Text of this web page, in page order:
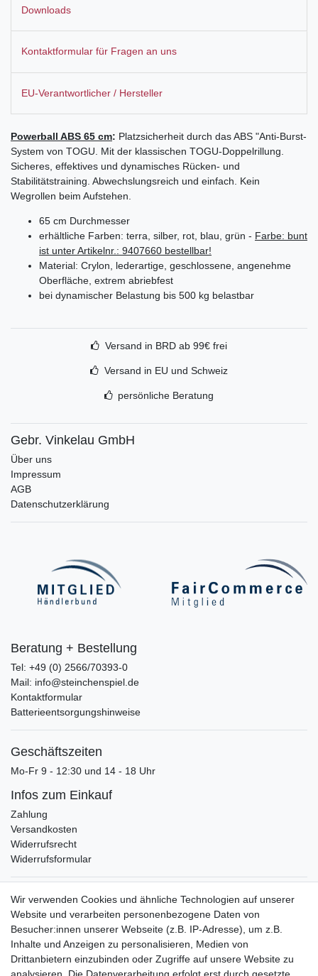
Downloads
Kontaktformular für Fragen an uns
EU-Verantwortlicher / Hersteller
Powerball ABS 65 cm: Platzsicherheit durch das ABS "Anti-Burst-
System von TOGU. Mit der klassischen TOGU-Doppelrillung.
Sicheres, effektives und dynamisches Rücken- und
Stabilitätstraining. Abwechslungsreich und einfach. Kein
Wegrollen beim Aufstehen.
65 cm Durchmesser
erhältliche Farben: terra, silber, rot, blau, grün - Farbe: bunt
ist unter Artikelnr.: 9407660 bestellbar!
Material: Crylon, lederartige, geschlossene, angenehme
Oberfläche, extrem abriebfest
bei dynamischer Belastung bis 500 kg belastbar
Versand in BRD ab 99€ frei
Versand in EU und Schweiz
persönliche Beratung
Gebr. Vinkelau GmbH
Über uns
Impressum
AGB
Datenschutzerklärung
Beratung + Bestellung
Tel: +49 (0) 2566/70393-0
Mail: info@steinchenspiel.de
Kontaktformular
Batterieentsorgungshinweise
Geschäftszeiten
Mo-Fr 9 - 12:30 und 14 - 18 Uhr
Infos zum Einkauf
Zahlung
Versandkosten
Widerrufsrecht
Widerrufsformular
Verpackungslizenz
bei der Landbell AG
Zahlungsarten
Vorabüberweisung
Rechnungskauf
Wir verwenden Cookies und ähnliche Technologien auf unserer
Website und verarbeiten personenbezogene Daten von
Besucher:innen unserer Webseite (z.B. IP-Adresse), um z.B.
Inhalte und Anzeigen zu personalisieren, Medien von
Drittanbietern einzubinden oder Zugriffe auf unsere Website zu